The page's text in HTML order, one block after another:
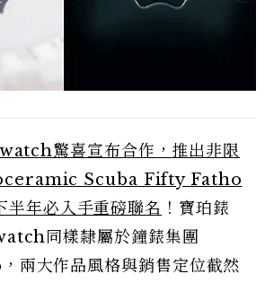
驚喜宣布合作，推出非限
Scuba Fifty Fatho
年必入手重磅聯名 ！寶珀錶
同樣隸屬於鐘錶集團
大作品風格與銷售定位截然